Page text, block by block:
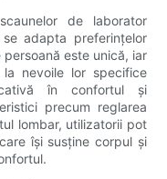
de laborator
adapta preferințelor
este unică, iar
nevoile lor specifice
în confortul și
precum reglarea
lombar, utilizatorii pot
își susține corpul și